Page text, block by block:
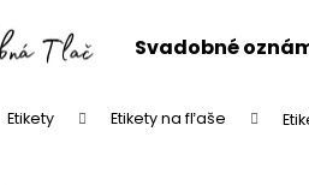
Svadobné
Etikety Etikety na fľaše